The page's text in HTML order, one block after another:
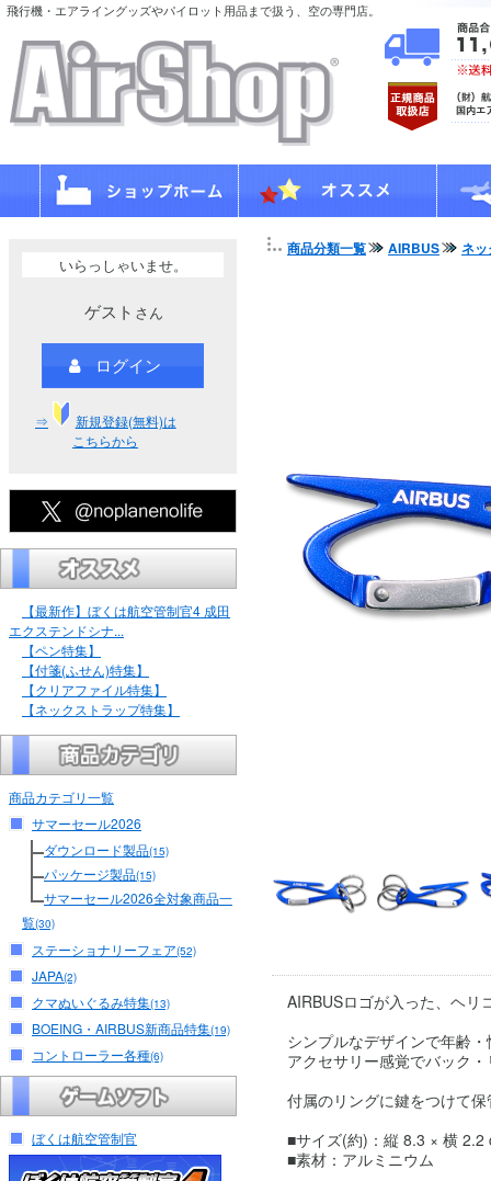
飛行機・エアライングッズやパイロット用品まで扱う、空の専門店。
いらっしゃいませ。
ゲスト さん
ログイン
⇒
新規登録(無料)は
こちらから
【最新作】ぼくは航空管制官4 成田
エクステンドシナ...
【ペン特集】
【付箋(ふせん)特集】
【クリアファイル特集】
【ネックストラップ特集】
商品カテゴリ一覧
サマーセール2026
ダウンロード製品(15)
パッケージ製品(15)
サマーセール2026全対象商品一
覧(30)
ステーショナリーフェア(52)
JAPA(2)
クマぬいぐるみ特集(13)
BOEING・AIRBUS新商品特集(19)
コントローラー各種(6)
ぼくは航空管制官
商品分類一覧 AIRBUS ネ
AIRBUSロゴが入った、ヘリ
シンプルなデザインで年齢
アクセサリー感覚でバック
付属のリングに鍵をつけて
■サイズ(約)：縦 8.3 × 横 2.2
■素材：アルミニウム